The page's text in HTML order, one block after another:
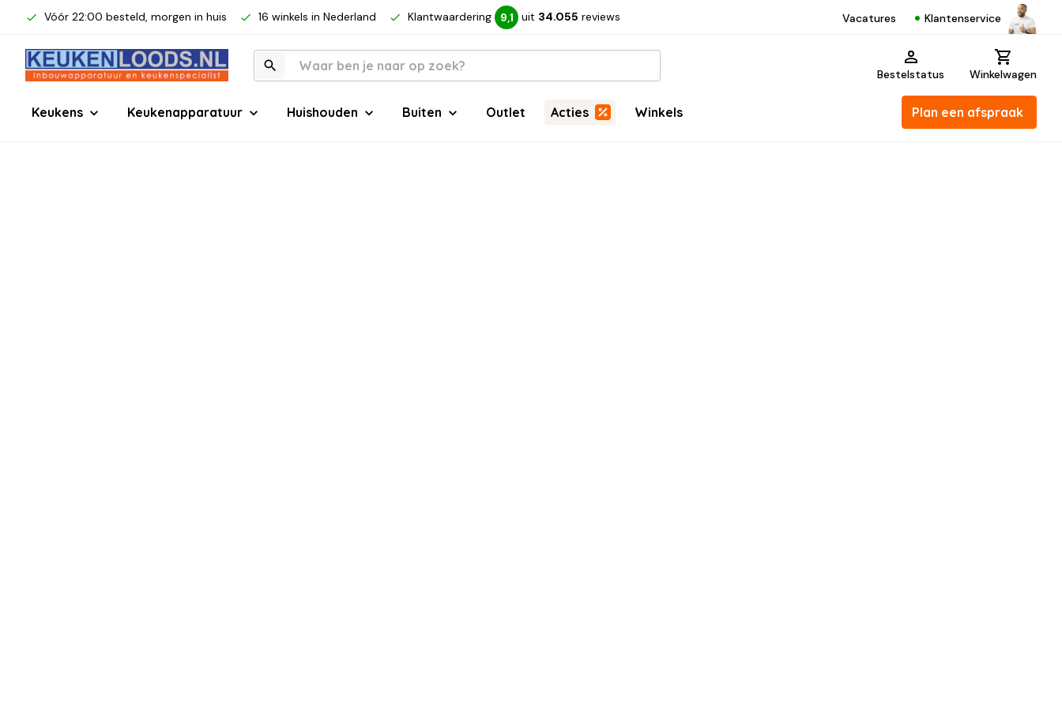
Vóór 22:00 besteld, morgen in huis 16 winkels in Nederland Klantwaardering 9,1 uit 34.055 reviews Vacatures Klantenservice
Bestelstatus Winkelwagen
Keukens Keukenapparatuur Huishouden Buiten Outlet Acties Winkels Plan een afspraak